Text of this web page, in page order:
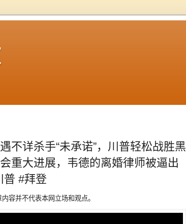
不详杀手“未承诺”，川普轻松战胜黑
重大进展，韦德的离婚律师被逼出
普 #拜登
容并不代表本网立场和观点。